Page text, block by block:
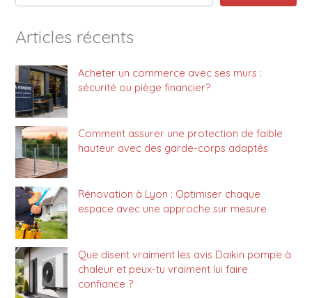
Articles récents
Acheter un commerce avec ses murs :
sécurité ou piège financier?
Comment assurer une protection de faible
hauteur avec des garde-corps adaptés
Rénovation à Lyon : Optimiser chaque
espace avec une approche sur mesure
Que disent vraiment les avis Daikin pompe à
chaleur et peux-tu vraiment lui faire
confiance ?